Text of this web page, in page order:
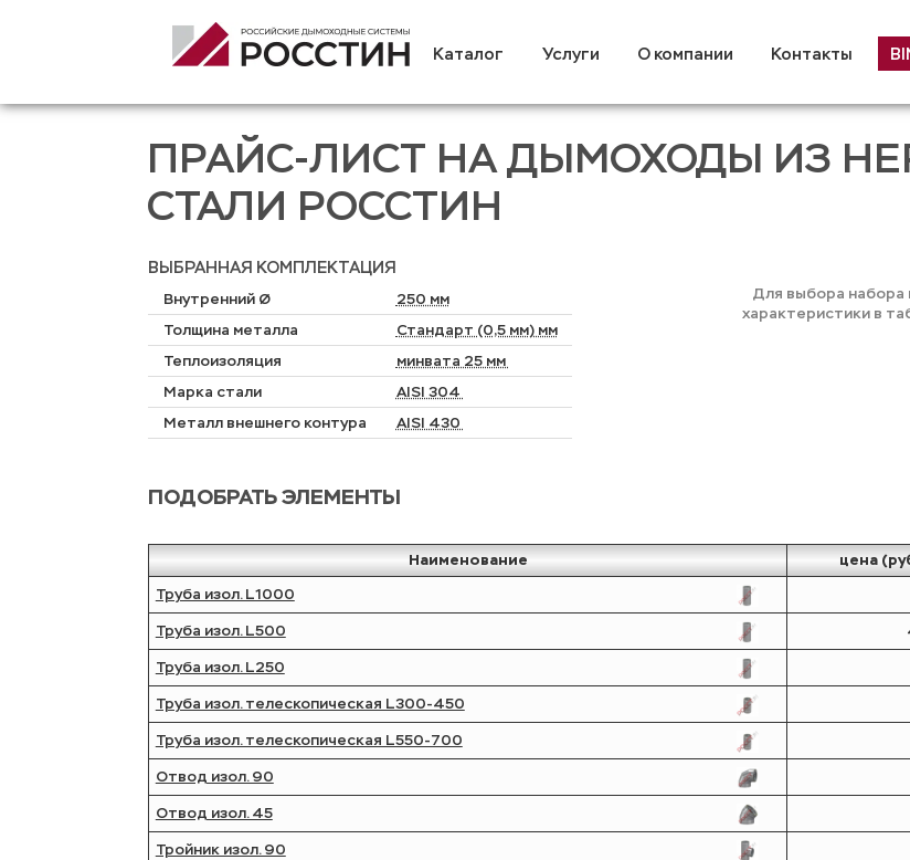
Каталог Услуги О компании Контакты
ПРАЙС-ЛИСТ НА ДЫМОХОДЫ ИЗ
СТАЛИ РОССТИН
ВЫБРАННАЯ КОМПЛЕКТАЦИЯ
Внутренний Ø
250 мм
Толщина металла
Стандарт (0,5 мм) мм
Теплоизоляция
минвата 25 мм
Марка стали
AISI 304
Металл внешнего контура
AISI 430
Для выбора набора
характеристики в
ПОДОБРАТЬ ЭЛЕМЕНТЫ
Наименование цена
Труба изол. L1000
Труба изол. L500
Труба изол. L250
Труба изол. телескопическая L300-450
Труба изол. телескопическая L550-700
Отвод изол. 90
Отвод изол. 45
Тройник изол. 90